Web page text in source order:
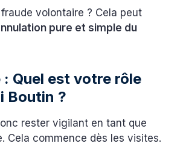
fraude volontaire ? Cela peut
pure et simple du
Quel est votre rôle
Boutin ?
rester vigilant en tant que
Cela commence dès les visites.